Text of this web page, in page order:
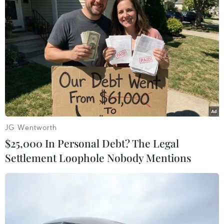
không có cảnh báo sóng thần
24/11/2023 11:18
Theo USGS, tâm chấn của động đất có vị trí ban đầu
được xác định ở 20,31 độ vĩ Bắc và 146,25 độ kinh Đông,
với độ sâu chấn tiêu 12,4km./.
JG Wentworth
$25,000 In Personal Debt? The Legal
Settlement Loophole Nobody Mentions